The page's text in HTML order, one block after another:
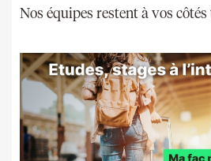
Nos équipes restent à vos côtés